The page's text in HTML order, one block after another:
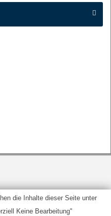
die Inhalte dieser Seite unter